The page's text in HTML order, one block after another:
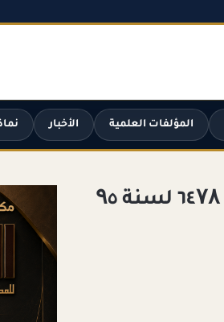
المؤلفات العلمية الأخبار
الدفع بتزوير محضر الضبط – الطعن رقم ٦٤۷۸ لسنة ۹٥